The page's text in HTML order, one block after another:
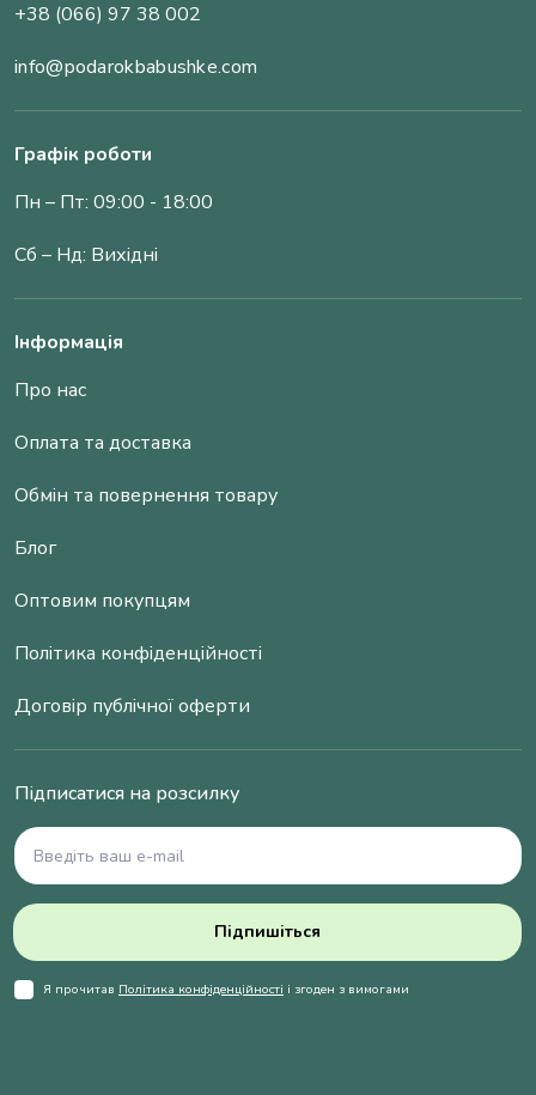
+38 (066) 97 38 002
info@podarokbabushke.com
Графік роботи
Пн – Пт: 09:00 - 18:00
Сб – Нд: Вихідні
Інформація
Про нас
Оплата та доставка
Обмін та повернення товару
Блог
Оптовим покупцям
Політика конфіденційності
Договір публічної оферти
Підписатися на розсилку
Підпишіться
Я прочитав Політика конфіденційності і згоден з вимогами